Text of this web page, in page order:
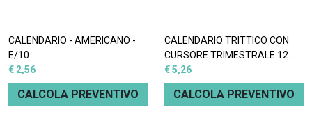
CALENDARIO - AMERICANO -
E/10
€ 2,56
CALCOLA PREVENTIVO
CALENDARIO TRITTICO CON
CURSORE TRIMESTRALE 12
FOGLI - F/03
€ 5,26
CALCOLA PREVENTIVO